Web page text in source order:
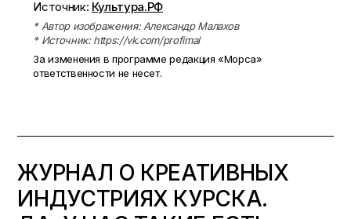
Источник: Культура.РФ
* Автор изображения: Александр Малахов
* Источник: https://vk.com/profimal
За изменения в программе редакция «Морса»
ответственности не несет.
ЖУРНАЛ О КРЕАТИВНЫХ
ИНДУСТРИЯХ КУРСКА.